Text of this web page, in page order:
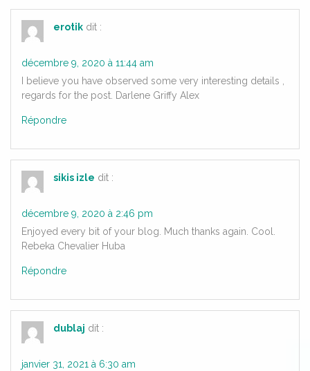
erotik dit :
décembre 9, 2020 à 11:44 am
I believe you have observed some very interesting details ,
regards for the post. Darlene Griffy Alex
Répondre
sikis izle dit :
décembre 9, 2020 à 2:46 pm
Enjoyed every bit of your blog. Much thanks again. Cool.
Rebeka Chevalier Huba
Répondre
dublaj dit :
janvier 31, 2021 à 6:30 am